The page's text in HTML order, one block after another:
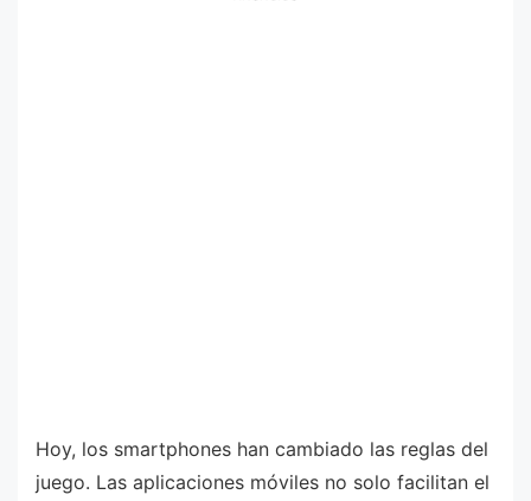
Hoy, los smartphones han cambiado las reglas del
juego. Las aplicaciones móviles no solo facilitan el